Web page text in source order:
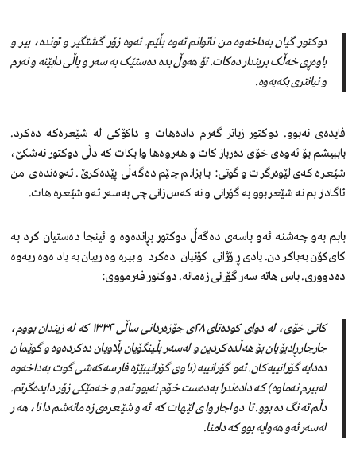
دوکتور گیان بەداخەوە من ناتوانم ئەوە بڵێم. ئەوە زۆر گشتگیر و توندە، بیر و
باوەڕی خەڵک بریندار دەکات. تۆ هەوڵ بدە دەستێک بە سەر و یاڵی دابێنە و نەرم
و نیانتری بکەیەوە.
فایدەی نەبوو. دوکتور زیاتر گەرم دادەهات و داکۆکی لە شێعرەکە دەکرد.
باببیشم بۆ ئەوەی خۆی دەرباز کات و هەروەها وا بکات کە دڵی دوکتور نەشکێ،
شێعرەکەی لێوەرگرت و گوتی: با بزانم چێم دەگەڵی پێدەکرێ. ئەوەندەی من
ئاگادار بم نە شێعر بوو بە گۆرانی و نە کەس زانی چی بەسەر ئەو شێعرە هات.
بابم بەو چەشنە ئەو باسەی دەگەڵ دوکتور بڕاندەوە و ئینجا دەستیان کرد بە
کای‌کۆن بەباکردن. یادی ڕۆژانی کۆنیان دەکرد و بیرەوەرییان بە یادەوەریەوە
دەدووری. باس هاتە سەر گۆرانی زەمانە. دوکتور فەرمووی:
کاتی خۆی، لە دوای کودەتای ٢٨ی جۆزەردانی ساڵی ١٣٣٢ کە لە زیندان بووم،
جارجار ڕادیۆیان بۆ هەڵدەکردین و لەسەر بڵینگۆیان بڵاویان دەکردەوە و گوێمان
دەدایە گۆرانییەکان. ئەو گۆرانییە (ناوی گۆرانیبێژە فارسەکەشی گوت بەداخەوە
لەبیرم نەماوە) کە دادەندرا بەدەست خۆم نەبوو تەم و خەمێکی زۆر دایدەگرتم.
دڵم تەنگ دەبوو. تا دواجار وای لێهات کە ئەو شێعرەی زەمانەشم دانا، هەر
لەسەر ئەو هەوایە بوو کە دامنا.